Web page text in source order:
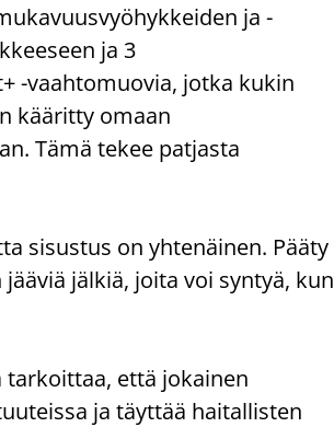
ja -
ja 3
-vaahtomuovia, jotka kukin
kääritty omaan
Tämä tekee patjasta
sisustus on yhtenäinen. Pääty
jälkiä, joita voi syntyä, kun
tarkoittaa, että jokainen
ja täyttää haitallisten